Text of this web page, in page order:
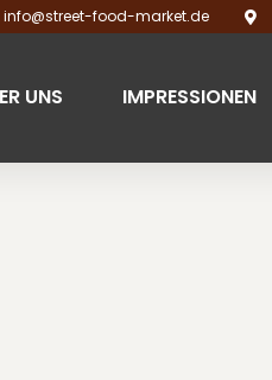
info@street-food-market.de
UNS IMPRESSIONEN